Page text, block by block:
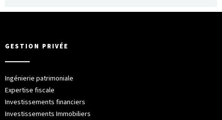
GESTION PRIVÉE
Ingénierie patrimoniale
Expertise fiscale
Investissements financiers
Investissements Immobiliers